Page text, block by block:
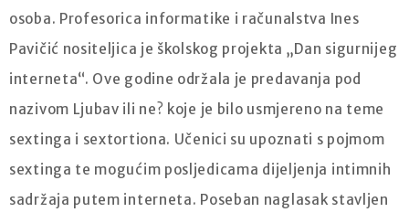
osoba. Profesorica informatike i računalstva Ines
Pavičić nositeljica je školskog projekta „Dan sigurnijeg
interneta“. Ove godine održala je predavanja pod
nazivom Ljubav ili ne? koje je bilo usmjereno na teme
sextinga i sextortiona. Učenici su upoznati s pojmom
sextinga te mogućim posljedicama dijeljenja intimnih
sadržaja putem interneta. Poseban naglasak stavljen